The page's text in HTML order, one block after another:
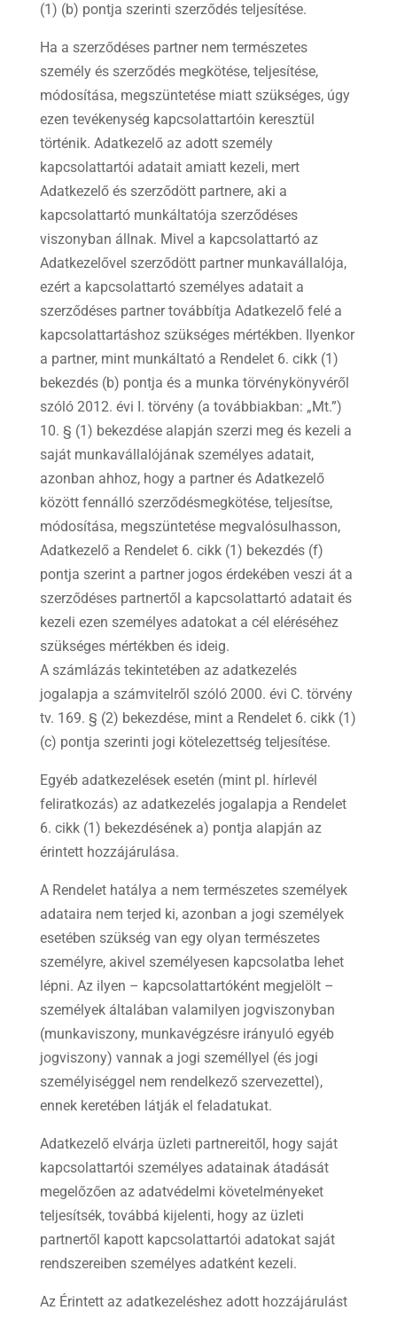
(1) (b) pontja szerinti szerződés teljesítése.
Ha a szerződéses partner nem természetes
személy és szerződés megkötése, teljesítése,
módosítása, megszüntetése miatt szükséges, úgy
ezen tevékenység kapcsolattartóin keresztül
történik. Adatkezelő az adott személy
kapcsolattartói adatait amiatt kezeli, mert
Adatkezelő és szerződött partnere, aki a
kapcsolattartó munkáltatója szerződéses
viszonyban állnak. Mivel a kapcsolattartó az
Adatkezelővel szerződött partner munkavállalója,
ezért a kapcsolattartó személyes adatait a
szerződéses partner továbbítja Adatkezelő felé a
kapcsolattartáshoz szükséges mértékben. Ilyenkor
a partner, mint munkáltató a Rendelet 6. cikk (1)
bekezdés (b) pontja és a munka törvénykönyvéről
szóló 2012. évi I. törvény (a továbbiakban: „Mt.”)
10. § (1) bekezdése alapján szerzi meg és kezeli a
saját munkavállalójának személyes adatait,
azonban ahhoz, hogy a partner és Adatkezelő
között fennálló szerződésmegkötése, teljesítse,
módosítása, megszüntetése megvalósulhasson,
Adatkezelő a Rendelet 6. cikk (1) bekezdés (f)
pontja szerint a partner jogos érdekében veszi át a
szerződéses partnertől a kapcsolattartó adatait és
kezeli ezen személyes adatokat a cél eléréséhez
szükséges mértékben és ideig.
A számlázás tekintetében az adatkezelés
jogalapja a számvitelről szóló 2000. évi C. törvény
tv. 169. § (2) bekezdése, mint a Rendelet 6. cikk (1)
(c) pontja szerinti jogi kötelezettség teljesítése.
Egyéb adatkezelések esetén (mint pl. hírlevél
feliratkozás) az adatkezelés jogalapja a Rendelet
6. cikk (1) bekezdésének a) pontja alapján az
érintett hozzájárulása.
A Rendelet hatálya a nem természetes személyek
adataira nem terjed ki, azonban a jogi személyek
esetében szükség van egy olyan természetes
személyre, akivel személyesen kapcsolatba lehet
lépni. Az ilyen – kapcsolattartóként megjelölt –
személyek általában valamilyen jogviszonyban
(munkaviszony, munkavégzésre irányuló egyéb
jogviszony) vannak a jogi személlyel (és jogi
személyiséggel nem rendelkező szervezettel),
ennek keretében látják el feladatukat.
Adatkezelő elvárja üzleti partnereitől, hogy saját
kapcsolattartói személyes adatainak átadását
megelőzően az adatvédelmi követelményeket
teljesítsék, továbbá kijelenti, hogy az üzleti
partnertől kapott kapcsolattartói adatokat saját
rendszereiben személyes adatként kezeli.
Az Érintett az adatkezeléshez adott hozzájárulást